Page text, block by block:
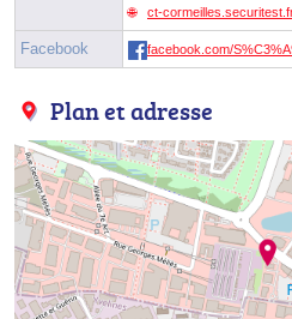
ct-
Facebook facebook.com/
Plan et adresse